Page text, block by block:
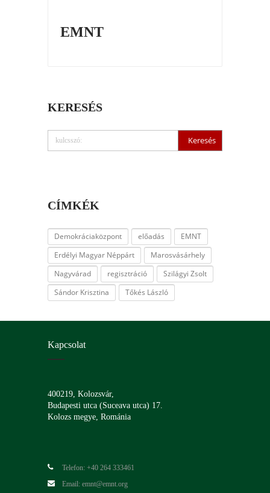
EMNT
KERESÉS
CÍMKÉK
Demokráciaközpont előadás
EMNT
Erdélyi Magyar Néppárt
Marosvásárhely
Nagyvárad
regisztráció
Szilágyi Zsolt
Sándor Krisztina
Tőkés László
Kapcsolat
400219, Kolozsvár,
Budapesti utca (Suceava utca) 17.
Kolozs megye, Románia
Telefon: +40 264 333461
Email: emnt@emnt.org